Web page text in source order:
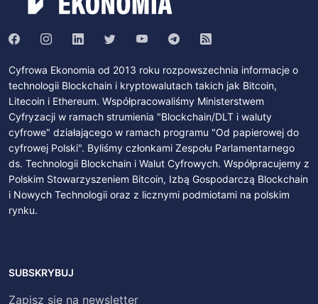
Cyfrowa Ekonomia od 2013 roku rozpowszechnia informacje o
technologii Blockchain i kryptowalutach takich jak Bitcoin,
Litecoin i Ethereum. Współpracowaliśmy Ministerstwem
Cyfryzacji w ramach strumienia "Blockchain/DLT i waluty
cyfrowe" działającego w ramach programu "Od papierowej do
cyfrowej Polski". Byliśmy członkami Zespołu Parlamentarnego
ds. Technologii Blockchain i Walut Cyfrowych. Współpracujemy z
Polskim Stowarzyszeniem Bitcoin, Izbą Gospodarczą Blockchain
i Nowych Technologii oraz z licznymi podmiotami na polskim
rynku.
SUBSKRYBUJ
Zapisz się na newsletter